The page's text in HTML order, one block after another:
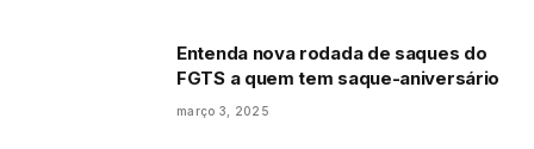
Entenda nova rodada de saques do
FGTS a quem tem saque-aniversário
março 3, 2025